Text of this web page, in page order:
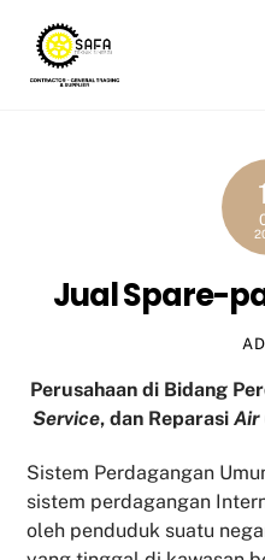
content
Jual Spare-
Perusahaan di Bidang
Service, dan Reparasi Air
Sistem Perdagangan
sistem perdagangan
oleh penduduk suatu